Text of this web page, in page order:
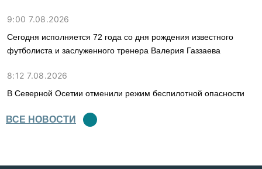
9:00 7.08.2026
Сегодня исполняется 72 года со дня рождения известного
футболиста и заслуженного тренера Валерия Газзаева
8:12 7.08.2026
В Северной Осетии отменили режим беспилотной опасности
ВСЕ НОВОСТИ